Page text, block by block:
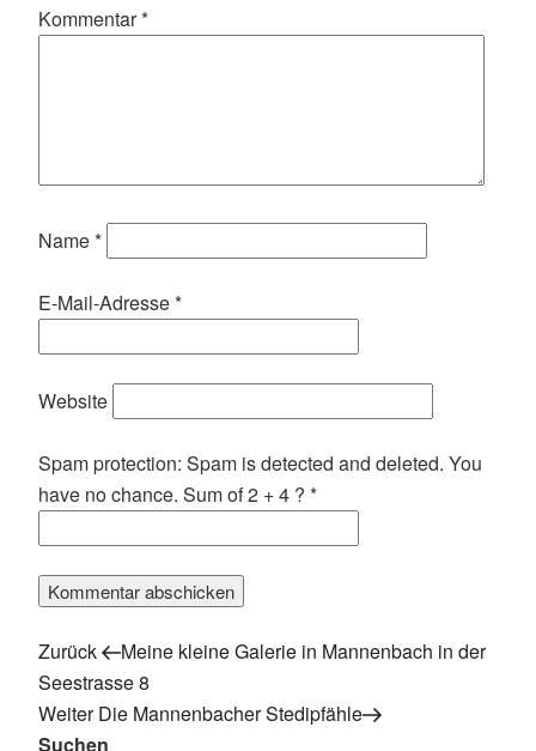
Kommentar*
Name*
E-Mail-Adresse*
Website
Spam protection: Spam is detected and deleted. You
have no chance. Sum of 2 + 4 ? *
Beitragsnavigation
Vorheriger
Beitrag
Zurück
Meine kleine Galerie in Mannenbach in der
Seestrasse 8
Nächster
Beitrag
Weiter Die Mannenbacher Stedipfähle
Suchen